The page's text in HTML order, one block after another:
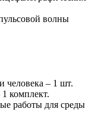
волны
человека – 1 шт.
комплект.
работы для среды